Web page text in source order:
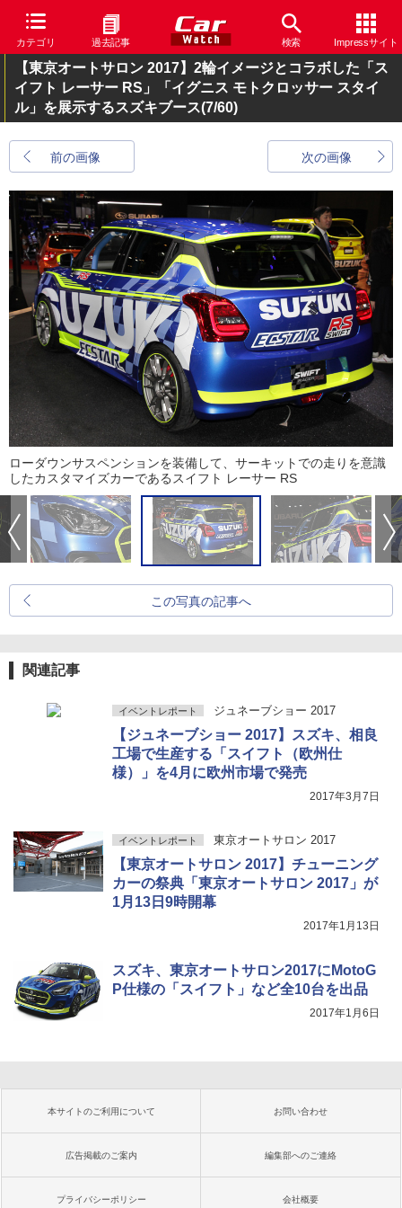
カテゴリ 過去記事 検索 Impressサイト
【東京オートサロン 2017】2輪イメージとコラボした「ス
イフト レーサー RS」「イグニス モトクロッサー スタイ
ル」を展示するスズキブース(7/60)
前の画像 次の画像
ローダウンサスペンションを装備して、サーキットでの走りを意識
したカスタマイズカーであるスイフト レーサー RS
この写真の記事へ
関連記事
イベントレポート ジュネーブショー 2017
【ジュネーブショー 2017】スズキ、相良
工場で生産する「スイフト（欧州仕
様）」を4月に欧州市場で発売
2017年3月7日
イベントレポート 東京オートサロン 2017
【東京オートサロン 2017】チューニング
カーの祭典「東京オートサロン 2017」が
1月13日9時開幕
2017年1月13日
スズキ、東京オートサロン2017にMotoG
P仕様の「スイフト」など全10台を出品
2017年1月6日
本サイトのご利用について お問い合わせ
広告掲載のご案内 編集部へのご連絡
プライバシーポリシー 会社概要